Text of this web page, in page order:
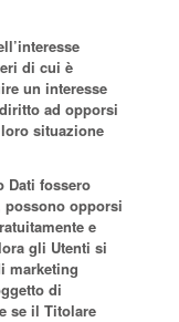
di cui è
un interesse
ad opporsi
situazione
Dati fossero
opporsi
e
gli Utenti si
marketing
di
se il Titolare